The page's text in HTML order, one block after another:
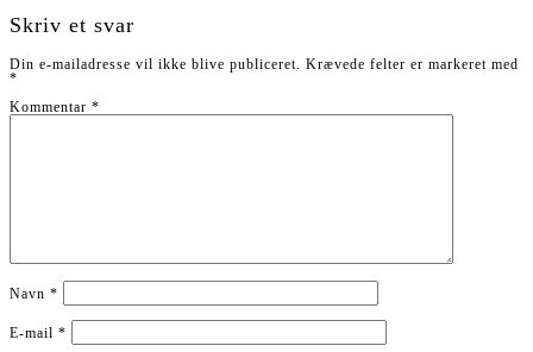
Skriv et svar
Din e-mailadresse vil ikke blive publiceret. Krævede felter er markeret med
*
Kommentar *
Navn *
E-mail *